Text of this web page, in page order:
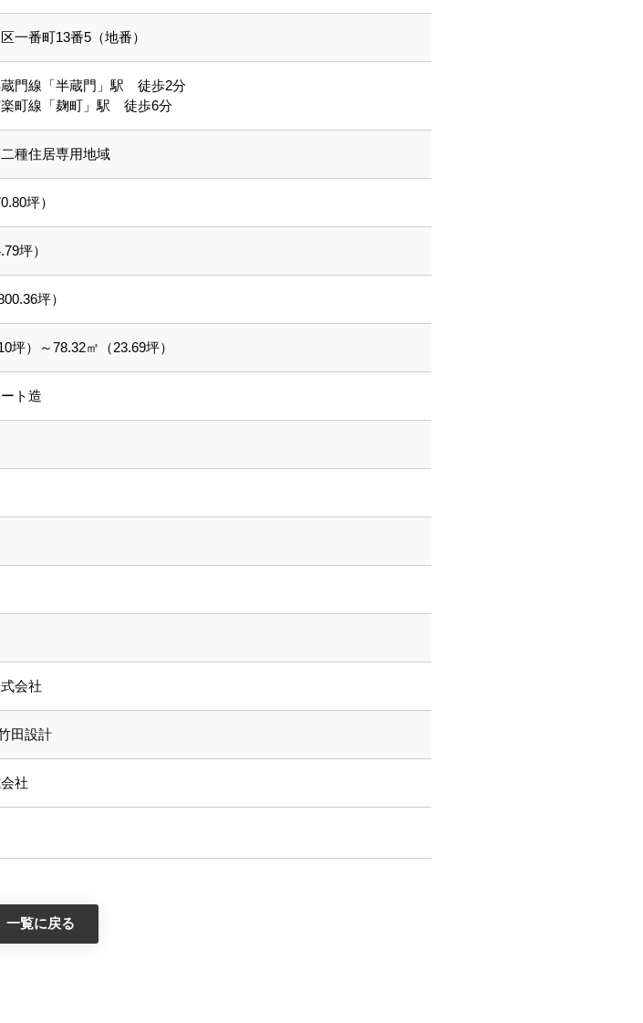
一番町13番5（地番）
門線「半蔵門」駅 徒歩2分
町線「麹町」駅 徒歩6分
種住居専用地域
坪）
坪）
坪）
坪）～78.32㎡（23.69坪）
ト造
会社
田設計
社
一覧に戻る